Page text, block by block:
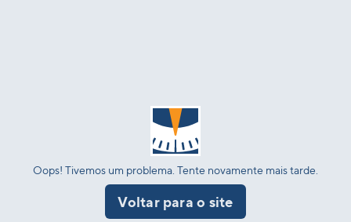
Oops! Tivemos um problema. Tente novamente mais tarde.
Voltar para o site